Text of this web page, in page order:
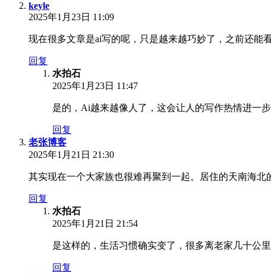
keyle
2025年1月23日 11:09
现在很多文章是ai写的呢，只是越来越巧妙了，之前还能
回复
水拍石
2025年1月23日 11:47
是的，Ai越来越像人了，这会让人的写作热情进一
回复
老张博客
2025年1月21日 21:30
其实现在一个大家族也很难再聚到一起。居住的天南海北
回复
水拍石
2025年1月21日 21:54
是这样的，生活习惯确实变了，很多离老家几十公
回复